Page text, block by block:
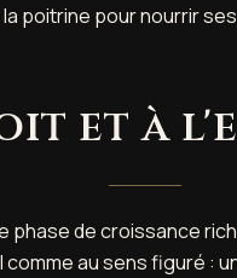
poitrine pour nourrir
et à
phase de croissance
au sens figuré :